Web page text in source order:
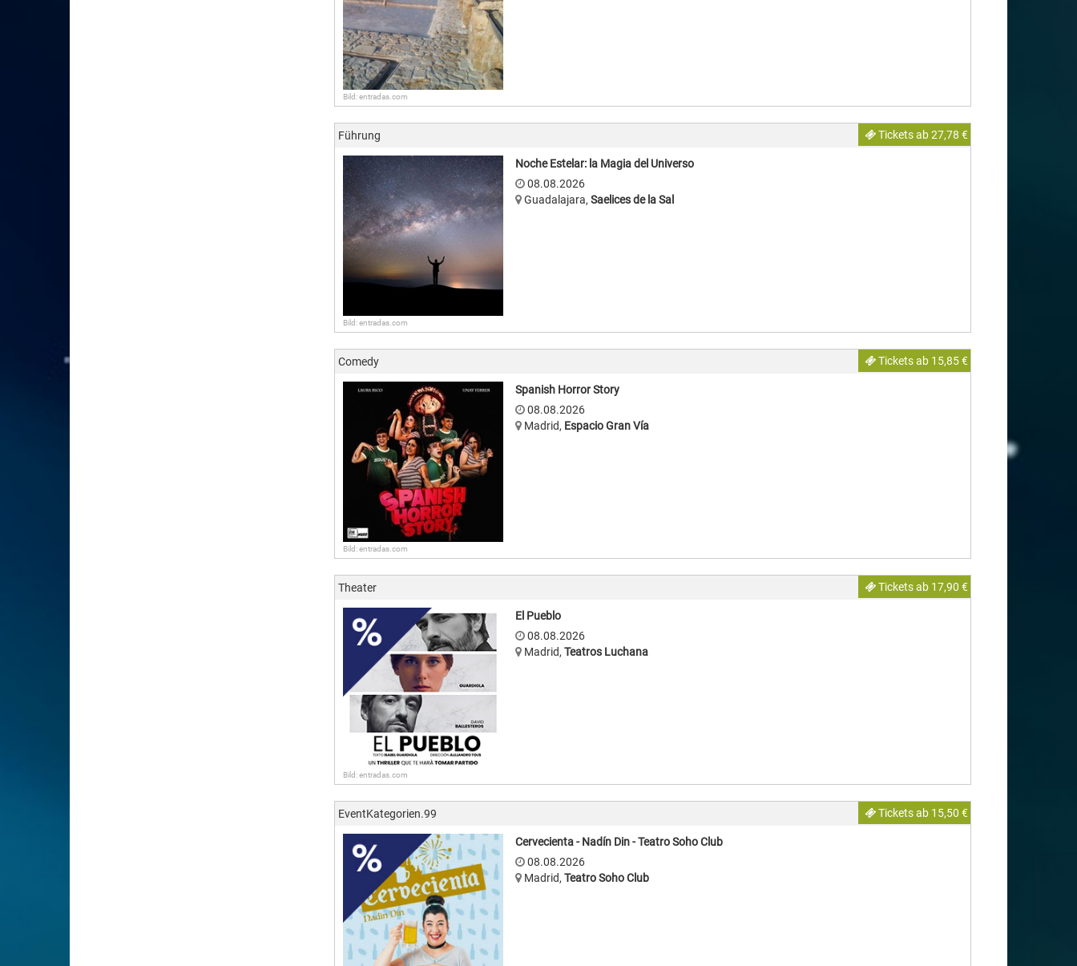
Bild: entradas.com
Führung Tickets ab 27,78 €
Bild: entradas.com
Noche Estelar: la Magia del Universo
08.08.2026
Guadalajara, Saelices de la Sal
Comedy Tickets ab 15,85 €
Bild: entradas.com
Spanish Horror Story
08.08.2026
Madrid, Espacio Gran Vía
Theater Tickets ab 17,90 €
Bild: entradas.com
El Pueblo
08.08.2026
Madrid, Teatros Luchana
EventKategorien.99 Tickets ab 15,50 €
Cervecienta - Nadín Din - Teatro Soho Club
08.08.2026
Madrid, Teatro Soho Club